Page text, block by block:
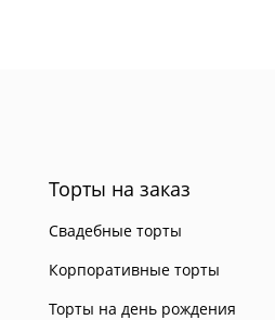
Торты на заказ
Свадебные торты
Корпоративные торты
Торты на день рождения